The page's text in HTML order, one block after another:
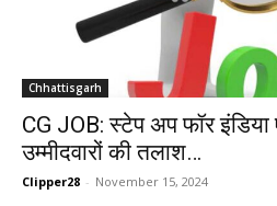
Chhattisgarh
CG JOB: स्टेप अप फॉर
उम्मीदवारों की तलाश…
Clipper28 - November 15, 2024